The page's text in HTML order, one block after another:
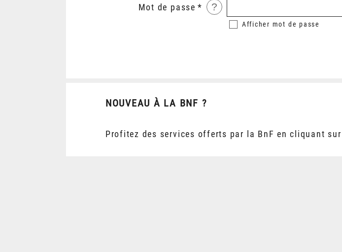
Mot de passe ?
Afficher mot de passe
NOUVEAU À LA BNF ?
Profitez des services offerts par la BnF en cliquant sur